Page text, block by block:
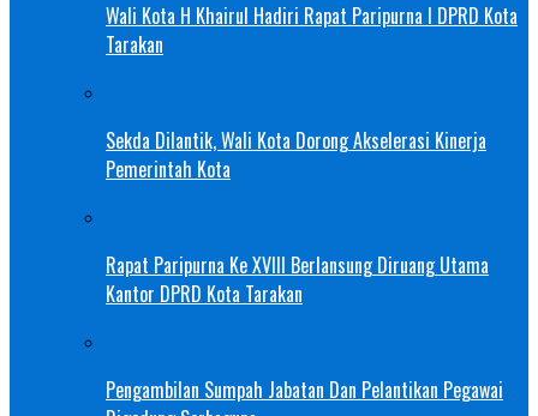
Wali Kota H Khairul Hadiri Rapat Paripurna I DPRD Kota
Tarakan
Sekda Dilantik, Wali Kota Dorong Akselerasi Kinerja
Pemerintah Kota
Rapat Paripurna Ke XVIII Berlansung Diruang Utama
Kantor DPRD Kota Tarakan
Pengambilan Sumpah Jabatan Dan Pelantikan Pegawai